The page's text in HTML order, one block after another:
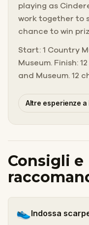
playing as
work together to
chance to win
Start: 1 Country
Museum. Finish:
and Museum. 12
Altre esperienze a
Consigli e
👟Indossa